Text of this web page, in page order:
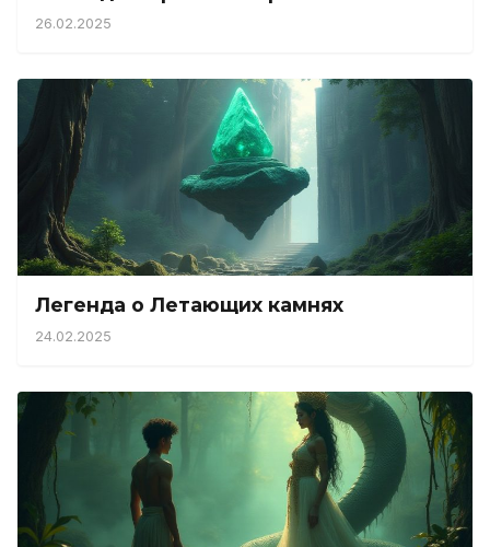
26.02.2025
Легенда о Летающих камнях
24.02.2025